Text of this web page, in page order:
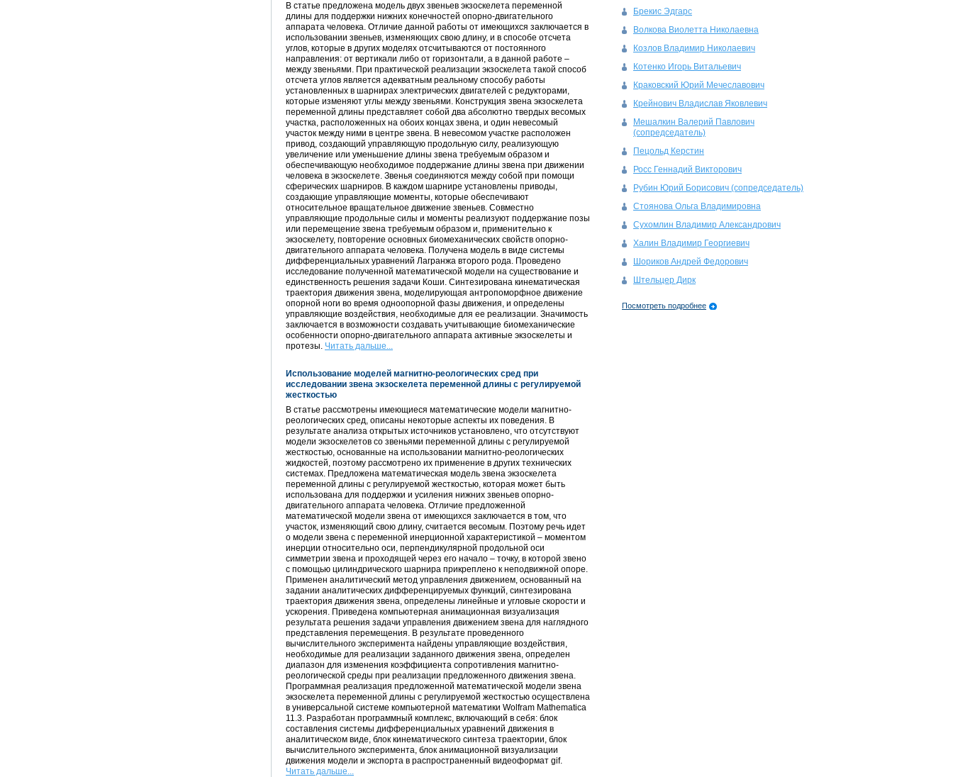
В статье предложена модель двух звеньев экзоскелета переменной
длины для поддержки нижних конечностей опорно-двигательного
аппарата человека. Отличие данной работы от имеющихся заключается в
использовании звеньев, изменяющих свою длину, и в способе отсчета
углов, которые в других моделях отсчитываются от постоянного
направления: от вертикали либо от горизонтали, а в данной работе –
между звеньями. При практической реализации экзоскелета такой способ
отсчета углов является адекватным реальному способу работы
установленных в шарнирах электрических двигателей с редукторами,
которые изменяют углы между звеньями. Конструкция звена экзоскелета
переменной длины представляет собой два абсолютно твердых весомых
участка, расположенных на обоих концах звена, и один невесомый
участок между ними в центре звена. В невесомом участке расположен
привод, создающий управляющую продольную силу, реализующую
увеличение или уменьшение длины звена требуемым образом и
обеспечивающую необходимое поддержание длины звена при движении
человека в экзоскелете. Звенья соединяются между собой при помощи
сферических шарниров. В каждом шарнире установлены приводы,
создающие управляющие моменты, которые обеспечивают
относительное вращательное движение звеньев. Совместно
управляющие продольные силы и моменты реализуют поддержание позы
или перемещение звена требуемым образом и, применительно к
экзоскелету, повторение основных биомеханических свойств опорно-
двигательного аппарата человека. Получена модель в виде системы
дифференциальных уравнений Лагранжа второго рода. Проведено
исследование полученной математической модели на существование и
единственность решения задачи Коши. Синтезирована кинематическая
траектория движения звена, моделирующая антропоморфное движение
опорной ноги во время одноопорной фазы движения, и определены
управляющие воздействия, необходимые для ее реализации. Значимость
заключается в возможности создавать учитывающие биомеханические
особенности опорно-двигательного аппарата активные экзоскелеты и
протезы. Читать дальше...
Использование моделей магнитно-реологических сред при
исследовании звена экзоскелета переменной длины с регулируемой
жесткостью
В статье рассмотрены имеющиеся математические модели магнитно-
реологических сред, описаны некоторые аспекты их поведения. В
результате анализа открытых источников установлено, что отсутствуют
модели экзоскелетов со звеньями переменной длины с регулируемой
жесткостью, основанные на использовании магнитно-реологических
жидкостей, поэтому рассмотрено их применение в других технических
системах. Предложена математическая модель звена экзоскелета
переменной длины с регулируемой жесткостью, которая может быть
использована для поддержки и усиления нижних звеньев опорно-
двигательного аппарата человека. Отличие предложенной
математической модели звена от имеющихся заключается в том, что
участок, изменяющий свою длину, считается весомым. Поэтому речь идет
о модели звена с переменной инерционной характеристикой – моментом
инерции относительно оси, перпендикулярной продольной оси
симметрии звена и проходящей через его начало – точку, в которой звено
с помощью цилиндрического шарнира прикреплено к неподвижной опоре.
Применен аналитический метод управления движением, основанный на
задании аналитических дифференцируемых функций, синтезирована
траектория движения звена, определены линейные и угловые скорости и
ускорения. Приведена компьютерная анимационная визуализация
результата решения задачи управления движением звена для наглядного
представления перемещения. В результате проведенного
вычислительного эксперимента найдены управляющие воздействия,
необходимые для реализации заданного движения звена, определен
диапазон для изменения коэффициента сопротивления магнитно-
реологической среды при реализации предложенного движения звена.
Программная реализация предложенной математической модели звена
экзоскелета переменной длины с регулируемой жесткостью осуществлена
в универсальной системе компьютерной математики Wolfram Mathematica
11.3. Разработан программный комплекс, включающий в себя: блок
составления системы дифференциальных уравнений движения в
аналитическом виде, блок кинематического синтеза траектории, блок
вычислительного эксперимента, блок анимационной визуализации
движения модели и экспорта в распространенный видеоформат gif.
Читать дальше...
Брекис Эдгарс
Волкова Виолетта Николаевна
Козлов Владимир Николаевич
Котенко Игорь Витальевич
Краковский Юрий Мечеславович
Крейнович Владислав Яковлевич
Мешалкин Валерий Павлович
(сопредседатель)
Пецольд Керстин
Росс Геннадий Викторович
Рубин Юрий Борисович (сопредседатель)
Стоянова Ольга Владимировна
Сухомлин Владимир Александрович
Халин Владимир Георгиевич
Шориков Андрей Федорович
Штельцер Дирк
Посмотреть подробнее